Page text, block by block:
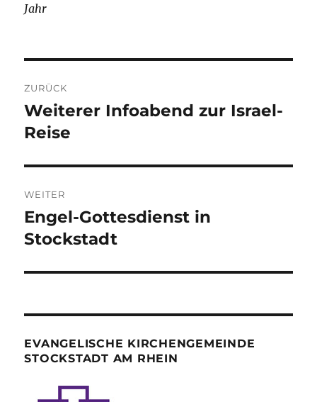
Jahr
ZURÜCK
Vorheriger
Beitrag:
Weiterer Infoabend zur Israel-
Reise
WEITER
Nächster
Beitrag:
Engel-Gottesdienst in
Stockstadt
EVANGELISCHE KIRCHENGEMEINDE
STOCKSTADT AM RHEIN